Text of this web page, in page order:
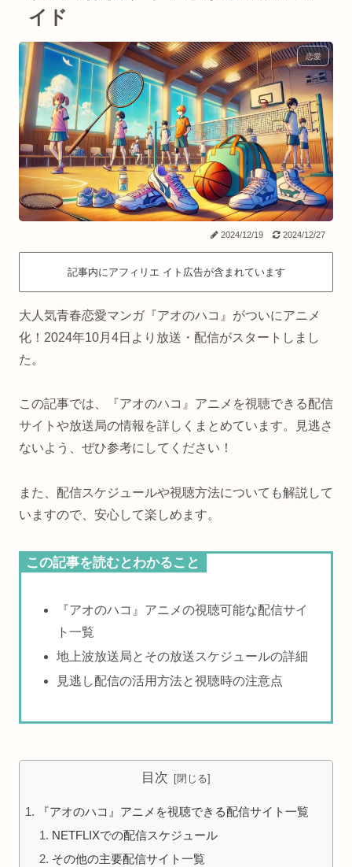
イド
恋愛
2024/12/19 2024/12/27
記事内にアフィリエ イト広告が含まれています
大人気青春恋愛マンガ『アオのハコ』がついにアニメ
化！2024年10月4日より放送・配信がスタートしまし
た。
この記事では、『アオのハコ』アニメを視聴できる配信
サイトや放送局の情報を詳しくまとめています。見逃さ
ないよう、ぜひ参考にしてください！
また、配信スケジュールや視聴方法についても解説して
いますので、安心して楽しめます。
この記事を読むとわかること
『アオのハコ』アニメの視聴可能な配信サイ
ト一覧
地上波放送局とその放送スケジュールの詳細
見逃し配信の活用方法と視聴時の注意点
目次
『アオのハコ』アニメを視聴できる配信サイト一覧
NETFLIXでの配信スケジュール
その他の主要配信サイト一覧